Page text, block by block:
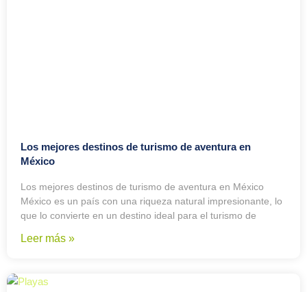
Los mejores destinos de turismo de aventura en
México
Los mejores destinos de turismo de aventura en México
México es un país con una riqueza natural impresionante, lo
que lo convierte en un destino ideal para el turismo de
Leer más »